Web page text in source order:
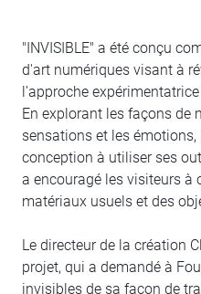
"INVISIBLE" a été conçu
d'art numériques visant à
l’approche
En explorant les façons de
sensations et les
conception à utiliser ses
a encouragé les visiteurs à
matériaux usuels et des
Le directeur de la création
projet, qui a demandé à
invisibles de sa façon de